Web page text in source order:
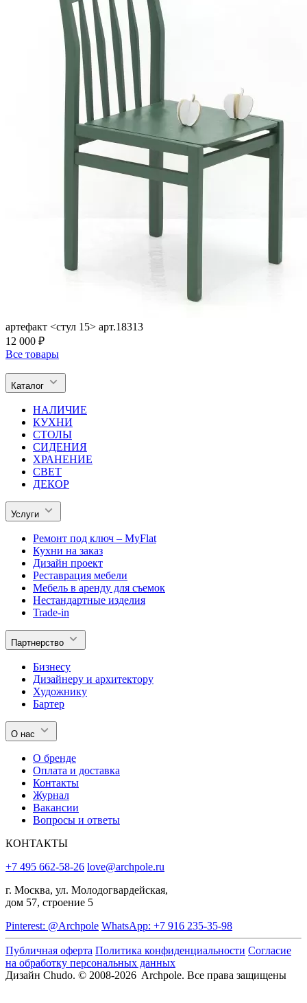
артефакт <стул 15> арт.18313
12 000 ₽
Все товары
Каталог
НАЛИЧИЕ
КУХНИ
СТОЛЫ
СИДЕНИЯ
ХРАНЕНИЕ
СВЕТ
ДЕКОР
Услуги
Ремонт под ключ – MyFlat
Кухни на заказ
Дизайн проект
Реставрация мебели
Мебель в аренду для съемок
Нестандартные изделия
Trade-in
Партнерство
Бизнесу
Дизайнеру и архитектору
Художнику
Бартер
О нас
О бренде
Оплата и доставка
Контакты
Журнал
Вакансии
Вопросы и ответы
КОНТАКТЫ
+7 495 662-58-26 love@archpole.ru
г. Москва, ул. Молодогвардейская,
дом 57, строение 5
Pinterest: @Archpole WhatsApp: +7 916 235-35-98
Публичная оферта Политика конфиденциальности Согласие
на обработку персональных данных
Дизайн Chudo. © 2008-2026 Archpole. Все права защищены